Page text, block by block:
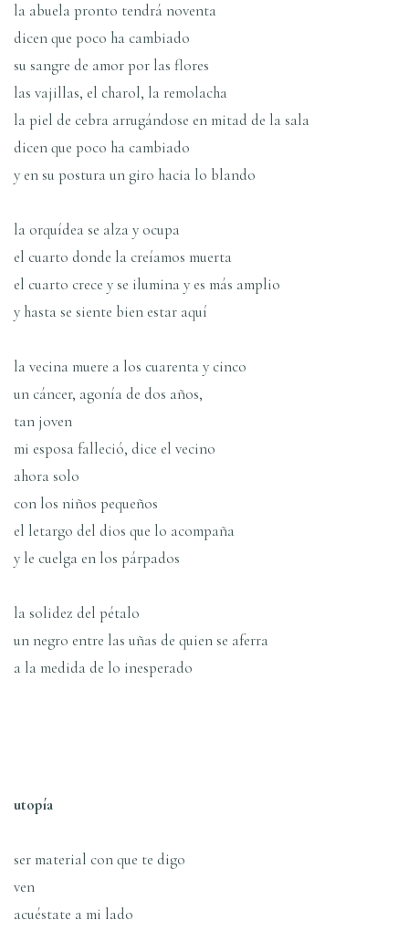
la abuela pronto tendrá noventa
dicen que poco ha cambiado
su sangre de amor por las flores
las vajillas, el charol, la remolacha
la piel de cebra arrugándose en mitad de la sala
dicen que poco ha cambiado
y en su postura un giro hacia lo blando
la orquídea se alza y ocupa
el cuarto donde la creíamos muerta
el cuarto crece y se ilumina y es más amplio
y hasta se siente bien estar aquí
la vecina muere a los cuarenta y cinco
un cáncer, agonía de dos años,
tan joven
mi esposa falleció, dice el vecino
ahora solo
con los niños pequeños
el letargo del dios que lo acompaña
y le cuelga en los párpados
la solidez del pétalo
un negro entre las uñas de quien se aferra
a la medida de lo inesperado
utopía
ser material con que te digo
ven
acuéstate a mi lado